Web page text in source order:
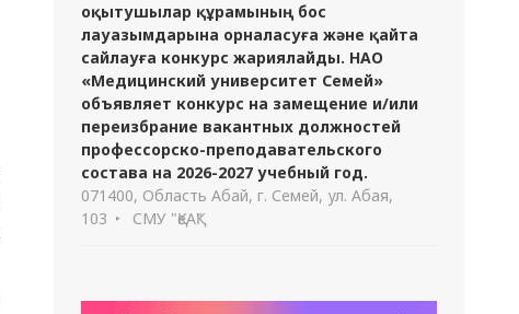
оқытушылар құрамының бос
лауазымдарына орналасуға және қайта
сайлауға конкурс жариялайды. НАО
«Медицинский университет Семей»
объявляет конкурс на замещение и/или
переизбрание вакантных должностей
профессорско-преподавательского
состава на 2026-2027 учебный год.
071400, Область Абай, г. Семей, ул. Абая,
103
СМУ "ҚеАҚ"